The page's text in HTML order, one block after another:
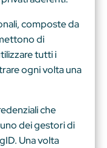
composte da
di
tutti i
ogni volta una
che
dei gestori di
Una volta